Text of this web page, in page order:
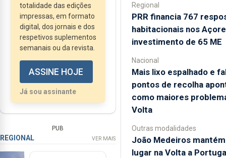
tempo apenas
subsistiu na ilha do
Corvo e esteve em
risco de extinção, é
apenas o reflexo do
trabalho de quatro
décadas do único
jardim do género na
Região. É na Quinta de
São Lourenço, na
freguesia...
totalidade das edições
impressas, em formato
digital, dos jornais e dos
respetivos suplementos
semanais ou da revista.
ASSINE HOJE
Já sou assinante
PUB
REGIONAL VER MAIS
Regional
PRR financia 767
habitacionais nos
investimento de 65 ME
Nacional
Mais lixo espalhado e
pontos de recolha
como maiores
Volta
Outras modalidades
João Medeiros mantém
lugar na Volta a